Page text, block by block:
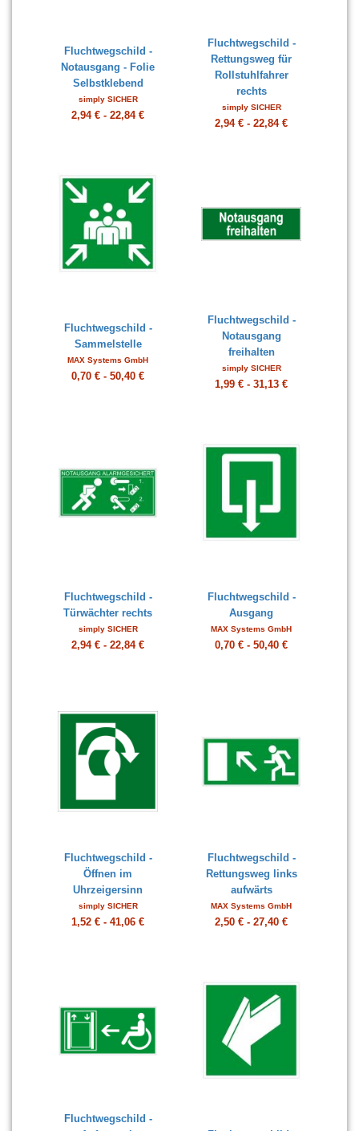
Fluchtwegschild -
Notausgang - Folie
Selbstklebend
simply SICHER
2,94 € - 22,84 €
Fluchtwegschild -
Rettungsweg für
Rollstuhlfahrer
rechts
simply SICHER
2,94 € - 22,84 €
Fluchtwegschild -
Sammelstelle
MAX Systems GmbH
0,70 € - 50,40 €
Fluchtwegschild -
Notausgang
freihalten
simply SICHER
1,99 € - 31,13 €
Fluchtwegschild -
Türwächter rechts
simply SICHER
2,94 € - 22,84 €
Fluchtwegschild -
Ausgang
MAX Systems GmbH
0,70 € - 50,40 €
Fluchtwegschild -
Öffnen im
Uhrzeigersinn
simply SICHER
1,52 € - 41,06 €
Fluchtwegschild -
Rettungsweg links
aufwärts
MAX Systems GmbH
2,50 € - 27,40 €
Fluchtwegschild -